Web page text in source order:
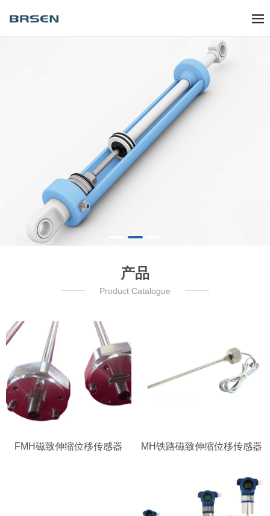
产品
Product Catalogue
FMH磁致伸缩位移传感器 MH铁路磁致伸缩位移传感器